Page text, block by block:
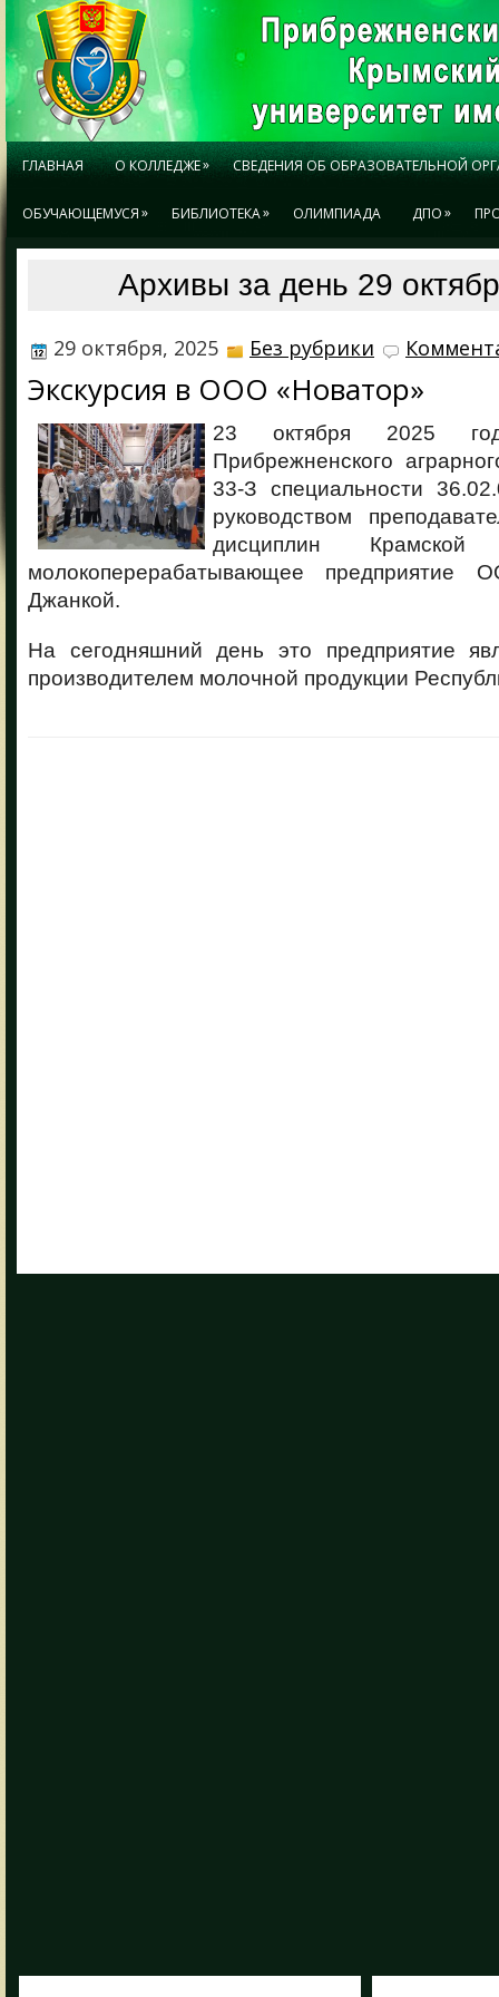
ГЛАВНАЯ О КОЛЛЕДЖЕ» СВЕДЕНИЯ ОБ ОБРАЗОВАТЕЛЬНОЙ
ОБУЧАЮЩЕМУСЯ» БИБЛИОТЕКА» ОЛИМПИАДА ДПО»
Архивы за день 29
29 октября, 2025 Без рубрики
Экскурсия в ООО «Новатор»
23 октября 2025
Прибрежненского
33-З специальности
руководством
дисциплин
молокоперерабатывающее предприятие
Джанкой.
На сегодняшний день это предприятие
производителем молочной продукции